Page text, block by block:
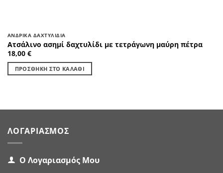
ΑΝΔΡΙΚΆ ΔΑΧΤΥΛΊΔΙΑ
Ατσάλινο ασημί δαχτυλίδι με τετράγωνη μαύρη πέτρα
18,00 €
ΠΡΟΣΘΉΚΗ ΣΤΟ ΚΑΛΆΘΙ
ΛΟΓΑΡΙΑΣΜΌΣ
Ο Λογαριασμός Μου